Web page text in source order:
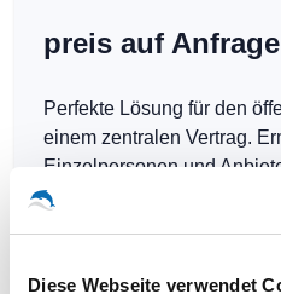
Diese Webseite verwendet
preis auf Anfrage
Perfekte Lösung für den
einem zentralen Vertrag.
Einzelpersonen und
Hotspots kostenlos zu